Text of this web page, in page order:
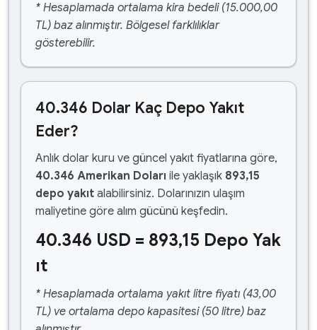
* Hesaplamada ortalama kira bedeli (15.000,00
TL) baz alınmıştır. Bölgesel farklılıklar
gösterebilir.
40.346 Dolar Kaç Depo Yakıt
Eder?
Anlık dolar kuru ve güncel yakıt fiyatlarına göre,
40.346 Amerikan Doları ile yaklaşık 893,15
depo yakıt alabilirsiniz. Dolarınızın ulaşım
maliyetine göre alım gücünü keşfedin.
40.346 USD = 893,15 Depo Yak
ıt
* Hesaplamada ortalama yakıt litre fiyatı (43,00
TL) ve ortalama depo kapasitesi (50 litre) baz